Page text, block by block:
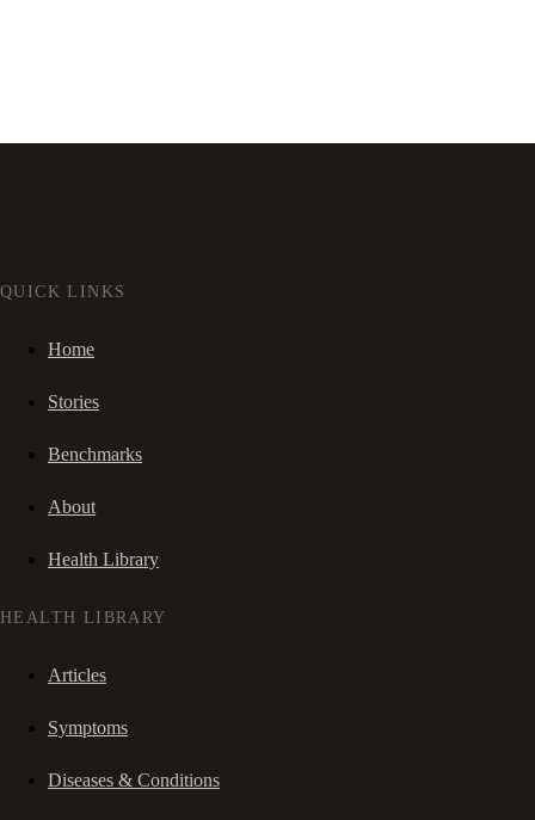
QUICK LINKS
Home
Stories
Benchmarks
About
Health Library
HEALTH LIBRARY
Articles
Symptoms
Diseases & Conditions